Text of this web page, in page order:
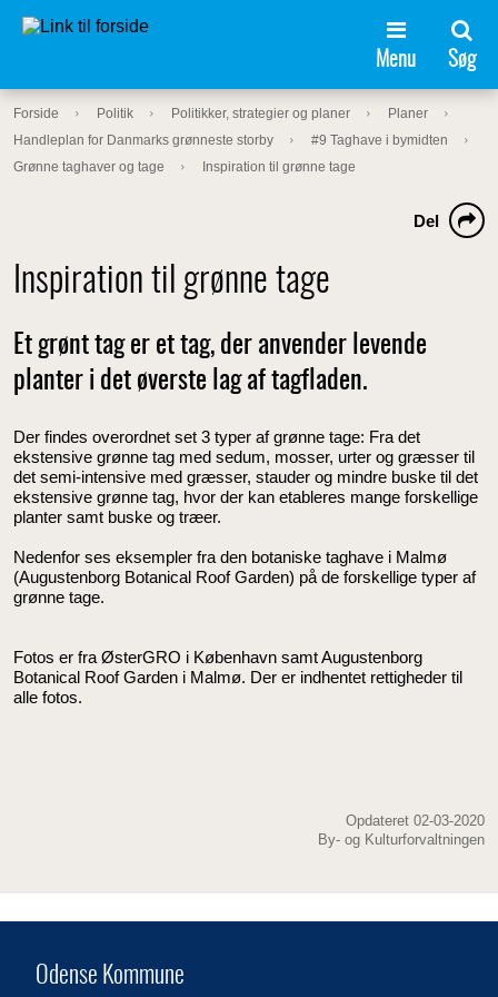
Menu Søg
Forside Politik Politikker, strategier og planer
Planer
Handleplan for Danmarks grønneste storby
#9 Taghave i bymidten
Grønne taghaver og tage
Inspiration til grønne tage
Inspiration til grønne tage
Del
Et grønt tag er et tag, der anvender levende
planter i det øverste lag af tagfladen.
Der findes overordnet set 3 typer af grønne tage: Fra det
ekstensive grønne tag med sedum, mosser, urter og græsser til
det semi-intensive med græsser, stauder og mindre buske til det
ekstensive grønne tag, hvor der kan etableres mange forskellige
planter samt buske og træer.
Nedenfor ses eksempler fra den botaniske taghave i Malmø
(Augustenborg Botanical Roof Garden) på de forskellige typer af
grønne tage.
Fotos er fra ØsterGRO i København samt Augustenborg
Botanical Roof Garden i Malmø. Der er indhentet rettigheder til
alle fotos.
Opdateret 02-03-2020
By- og Kulturforvaltningen
Odense Kommune